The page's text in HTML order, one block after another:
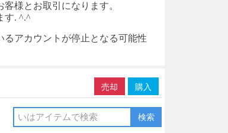
様とお取引になります。
す. ^.^
アカウントが停止となる可能性
購入
売却
検索